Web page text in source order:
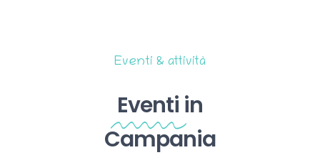
Eventi & attività
Eventi in
Campania